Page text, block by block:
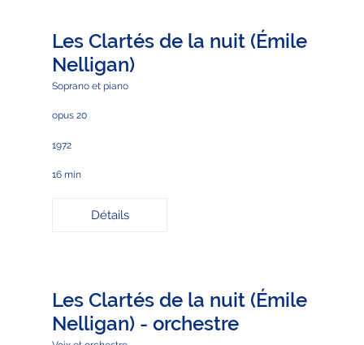
Les Clartés de la nuit (Émile
Nelligan)
Soprano et piano
opus 20
1972
16 min
Détails
Les Clartés de la nuit (Émile
Nelligan) - orchestre